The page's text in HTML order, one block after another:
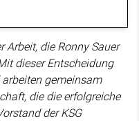
Arbeit, die Ronny Sauer
dieser Entscheidung
gemeinsam
die die erfolgreiche
der KSG